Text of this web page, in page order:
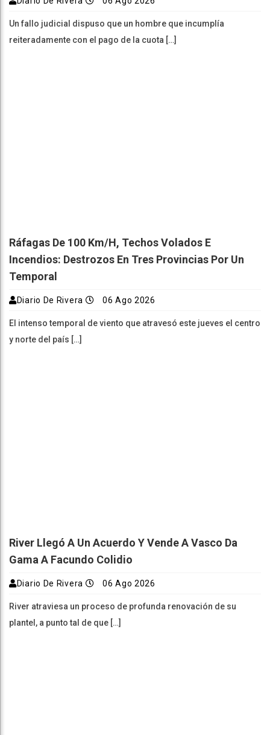
Un fallo judicial dispuso que un hombre que incumplía
reiteradamente con el pago de la cuota […]
Ráfagas De 100 Km/h, Techos Volados E
Incendios: Destrozos En Tres Provincias Por Un
Temporal
Diario De Rivera 06 Ago 2026
El intenso temporal de viento que atravesó este jueves el centro
y norte del país […]
River Llegó A Un Acuerdo Y Vende A Vasco Da
Gama A Facundo Colidio
Diario De Rivera 06 Ago 2026
River atraviesa un proceso de profunda renovación de su
plantel, a punto tal de que […]